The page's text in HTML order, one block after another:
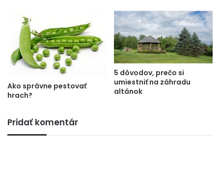
Ako správne pestovať
hrach?
5 dôvodov, prečo si
umiestniť na záhradu
altánok
Pridať komentár